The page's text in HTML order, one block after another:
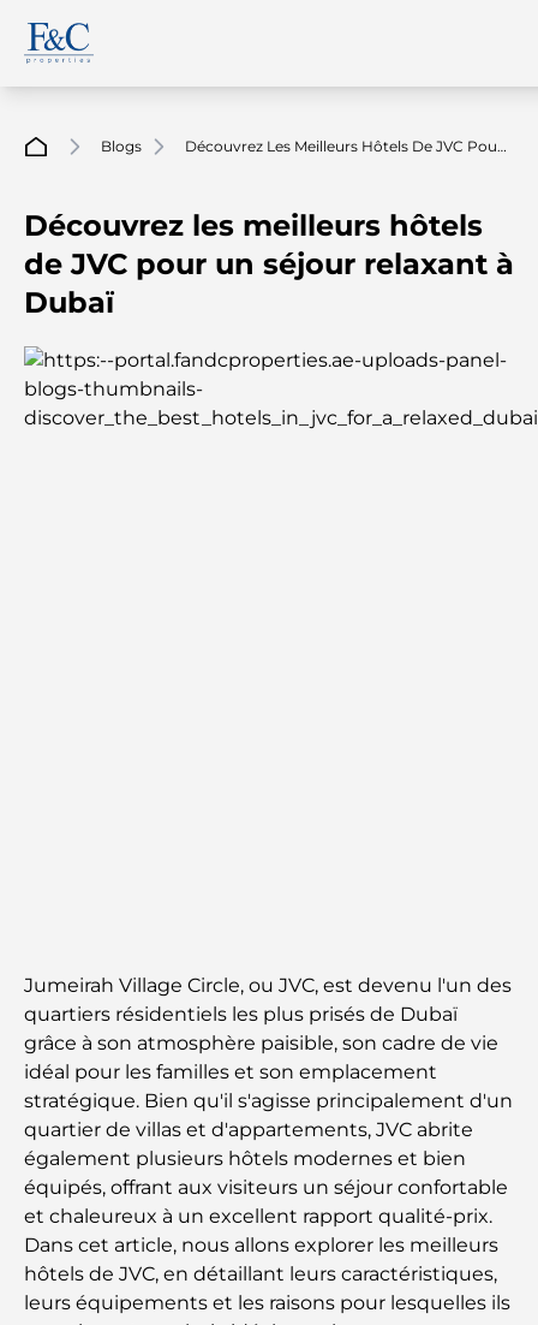
Blogs
Découvrez Les Meilleurs Hôtels De JVC Pour
Découvrez les meilleurs hôtels
de JVC pour un séjour relaxant à
Dubaï
Jumeirah Village Circle, ou JVC, est devenu l'un des
quartiers résidentiels les plus prisés de Dubaï
grâce à son atmosphère paisible, son cadre de vie
idéal pour les familles et son emplacement
stratégique. Bien qu'il s'agisse principalement d'un
quartier de villas et d'appartements, JVC abrite
également plusieurs hôtels modernes et bien
équipés, offrant aux visiteurs un séjour confortable
et chaleureux à un excellent rapport qualité-prix.
Dans cet article, nous allons explorer les meilleurs
hôtels de JVC, en détaillant leurs caractéristiques,
leurs équipements et les raisons pour lesquelles ils